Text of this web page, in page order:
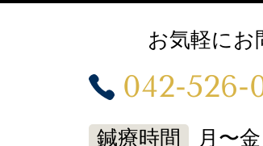
お気軽にお
042-526-
鍼療時間
月〜